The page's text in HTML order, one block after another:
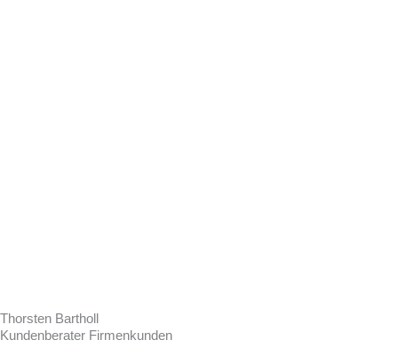
Thorsten Bartholl
Kundenberater Firmenkunden